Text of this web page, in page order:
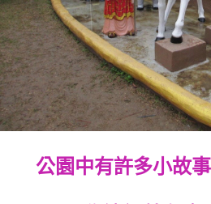
公園中有許多小故